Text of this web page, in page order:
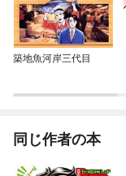
築地魚河岸三代目
同じ作者の本